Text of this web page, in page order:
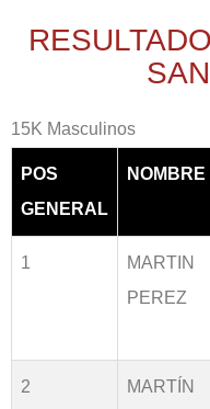
15K Masculinos
POS
GENERAL
NOMBRE
1
MARTIN
PEREZ
2
MARTÍN